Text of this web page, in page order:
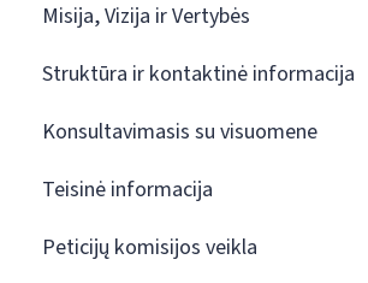
Misija, Vizija ir Vertybės
Struktūra ir kontaktinė informacija
Konsultavimasis su visuomene
Teisinė informacija
Peticijų komisijos veikla